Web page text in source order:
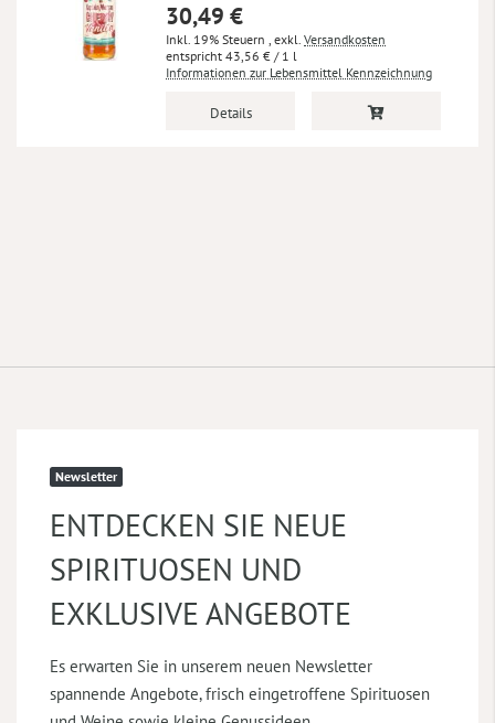
30,49 €
Inkl. 19% Steuern , exkl. Versandkosten
43,56 € / 1 l
Informationen zur Lebensmittel Kennzeichnung
Details
Newsletter
ENTDECKEN SIE NEUE
SPIRITUOSEN UND
EXKLUSIVE ANGEBOTE
Es erwarten Sie in unserem neuen Newsletter
spannende Angebote, frisch eingetroffene Spirituosen